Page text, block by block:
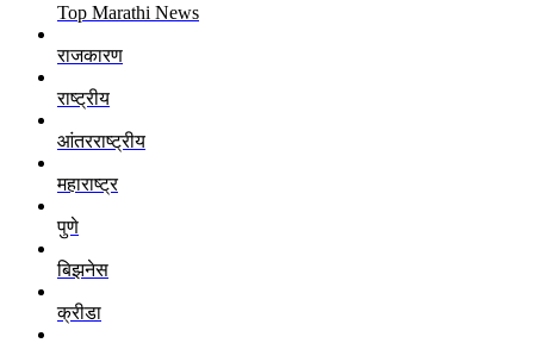
Top Marathi News
राजकारण
राष्ट्रीय
आंतरराष्ट्रीय
महाराष्ट्र
पुणे
बिझनेस
क्रीडा